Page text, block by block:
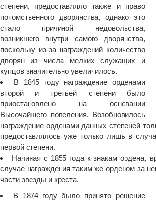
степени, предоставляло также и право
потомственного дворянства, однако это
стало причиной недовольства,
возникшего внутри самого дворянства,
поскольку из-за награждений количество
дворян из числа мелких служащих и
купцов значительно увеличилось.
В 1845 году награждение орденами
второй и третьей степени было
приостановлено на основании
Высочайшего повеления. Возобновилось
награждение орденами данных степеней
предоставлялось уже только лишь в
первой степени.
Начиная с 1855 года к знакам ордена,
случае награждения таким же орденом за
части звезды и креста.
В 1874 году было принято решение